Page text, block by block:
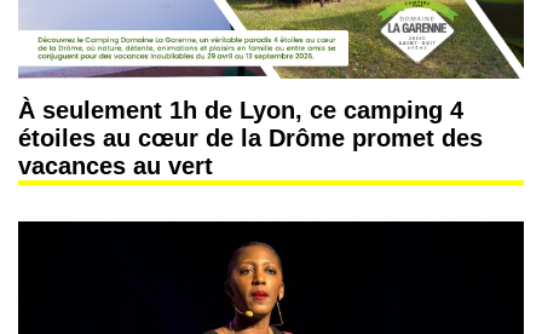
À seulement 1h de Lyon, ce camping 4
étoiles au cœur de la Drôme promet des
vacances au vert